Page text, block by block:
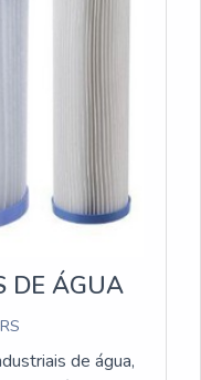
DE ÁGUA
de água,